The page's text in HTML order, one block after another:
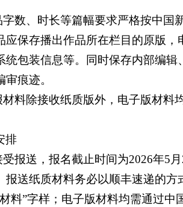
字数、时长等篇幅要求严格按中国
应保存播出作品所在栏目的原版，
统包装信息等。同时保存内部编辑
痕迹。
材料除接收纸质版外，电子版材料
排
受报送，报名截止时间为2026年5
报送纸质材料务必以顺丰速递的方
料”字样；电子版材料均需通过中